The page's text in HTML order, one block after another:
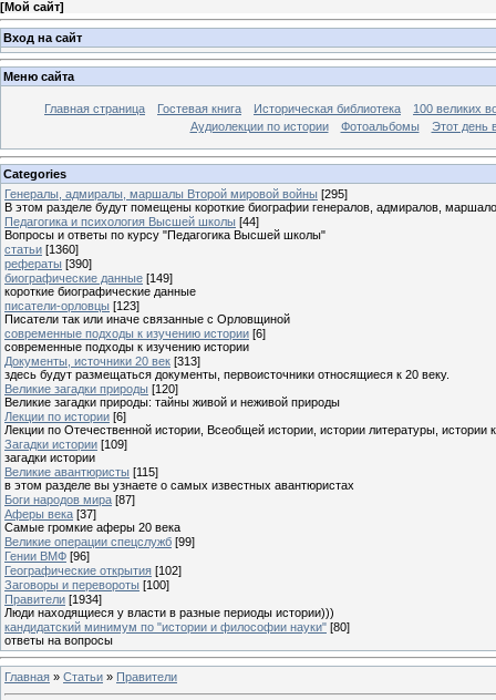
[Мой сайт]
Вход на сайт
Меню сайта
Главная страница Гостевая книга Историческая библиотека
100 великих
Аудиолекции по истории
Фотоальбомы Этот день
Categories
Генералы, адмиралы, маршалы Второй мировой войны [295]
В этом разделе будут помещены короткие биографии генералов, адмиралов,
Педагогика и психология Высшей школы [44]
Вопросы и ответы по курсу "Педагогика Высшей школы"
статьи [1360]
рефераты [390]
биографические данные [149]
короткие биографические данные
писатели-орловцы [123]
Писатели так или иначе связанные с Орловщиной
современные подходы к изучению истории [6]
современные подходы к изучению истории
Документы, источники 20 век [313]
здесь будут размещаться документы, первоисточники относящиеся к 20 веку.
Великие загадки природы [120]
Великие загадки природы: тайны живой и неживой природы
Лекции по истории [6]
Лекции по Отечественной истории, Всеобщей истории, истории литературы, истории
Загадки истории [109]
загадки истории
Великие авантюристы [115]
в этом разделе вы узнаете о самых известных авантюристах
Боги народов мира [87]
Аферы века [37]
Самые громкие аферы 20 века
Великие операции спецслужб [99]
Гении ВМФ [96]
Географические открытия [102]
Заговоры и перевороты [100]
Правители [1934]
Люди находящиеся у власти в разные периоды истории)))
кандидатский минимум по "истории и философии науки" [80]
ответы на вопросы
Главная » Статьи » Правители